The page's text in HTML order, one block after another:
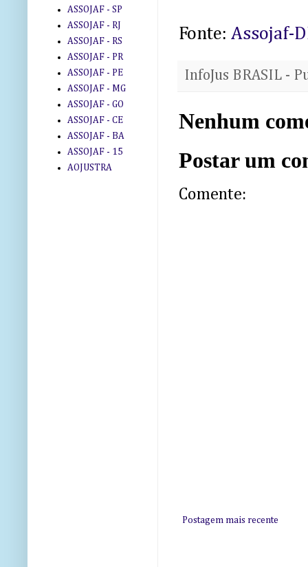
Fonte: Assojaf-
InfoJus BRASIL -
Nenhum
Postar um
Comente:
Postagem mais recente
ASSOJAF - SP
ASSOJAF - RJ
ASSOJAF - RS
ASSOJAF - PR
ASSOJAF - PE
ASSOJAF - MG
ASSOJAF - GO
ASSOJAF - CE
ASSOJAF - BA
ASSOJAF - 15
AOJUSTRA